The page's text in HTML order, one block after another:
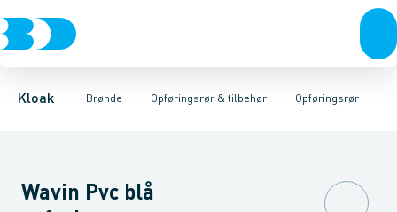
Kloak Brønde
Rør & fittingsBrønde BrøndgodsLinjeafvandingTanke,
Opføringsrør & tilbehør
Rense & inspektions brøndeOpføringsrør & tilbehør
Opføringsrør
OpføringsrørTætningsringeLågBundeMuffer Reduktioner
Wavin Pvc blå